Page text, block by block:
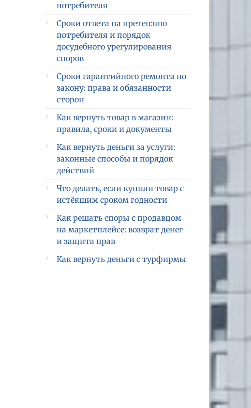
потребителя
Сроки ответа на претензию
потребителя и порядок
досудебного урегулирования
споров
Сроки гарантийного ремонта по
закону: права и обязанности
сторон
Как вернуть товар в магазин:
правила, сроки и документы
Как вернуть деньги за услуги:
законные способы и порядок
действий
Что делать, если купили товар с
истёкшим сроком годности
Как решать споры с продавцом
на маркетплейсе: возврат денег
и защита прав
Как вернуть деньги с турфирмы